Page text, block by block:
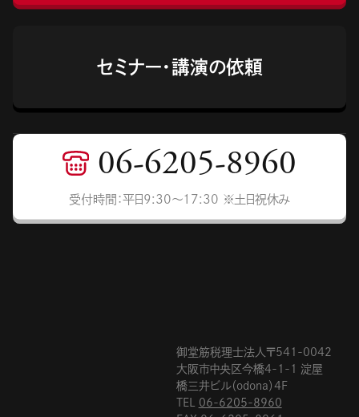
セミナー・講演の依頼
06-6205-8960
受付時間：平日9:30〜17:30 ※土日祝休み
御堂筋税理士法人〒541-0042
大阪市中央区今橋4-1-1 淀屋
橋三井ビル（odona）4F
TEL 06-6205-8960